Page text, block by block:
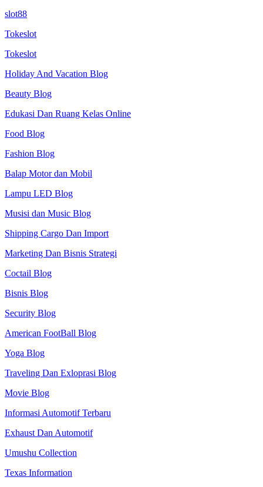
slot88
Tokeslot
Tokeslot
Holiday And Vacation Blog
Beauty Blog
Edukasi Dan Ruang Kelas Online
Food Blog
Fashion Blog
Balap Motor dan Mobil
Lampu LED Blog
Musisi dan Music Blog
Shipping Cargo Dan Import
Marketing Dan Bisnis Strategi
Coctail Blog
Bisnis Blog
Security Blog
American FootBall Blog
Yoga Blog
Traveling Dan Exloprasi Blog
Movie Blog
Informasi Automotif Terbaru
Exhaust Dan Automotif
Umushu Collection
Texas Information